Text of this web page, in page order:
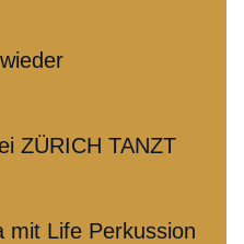
ZÜRICH TANZT
mit Life Perkussion